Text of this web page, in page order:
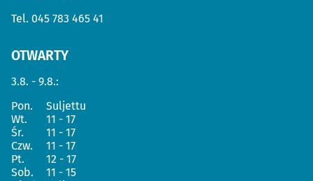
Tel. 045 783 465 41
OTWARTY
3.8. - 9.8.:
Pon.
Suljettu
Wt.
11 - 17
Śr.
11 - 17
Czw.
11 - 17
Pt.
12 - 17
Sob.
11 - 15